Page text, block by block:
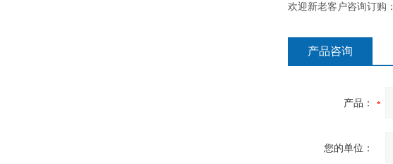
欢迎新老客户咨询订购：
产品咨询
产品：
您的单位：